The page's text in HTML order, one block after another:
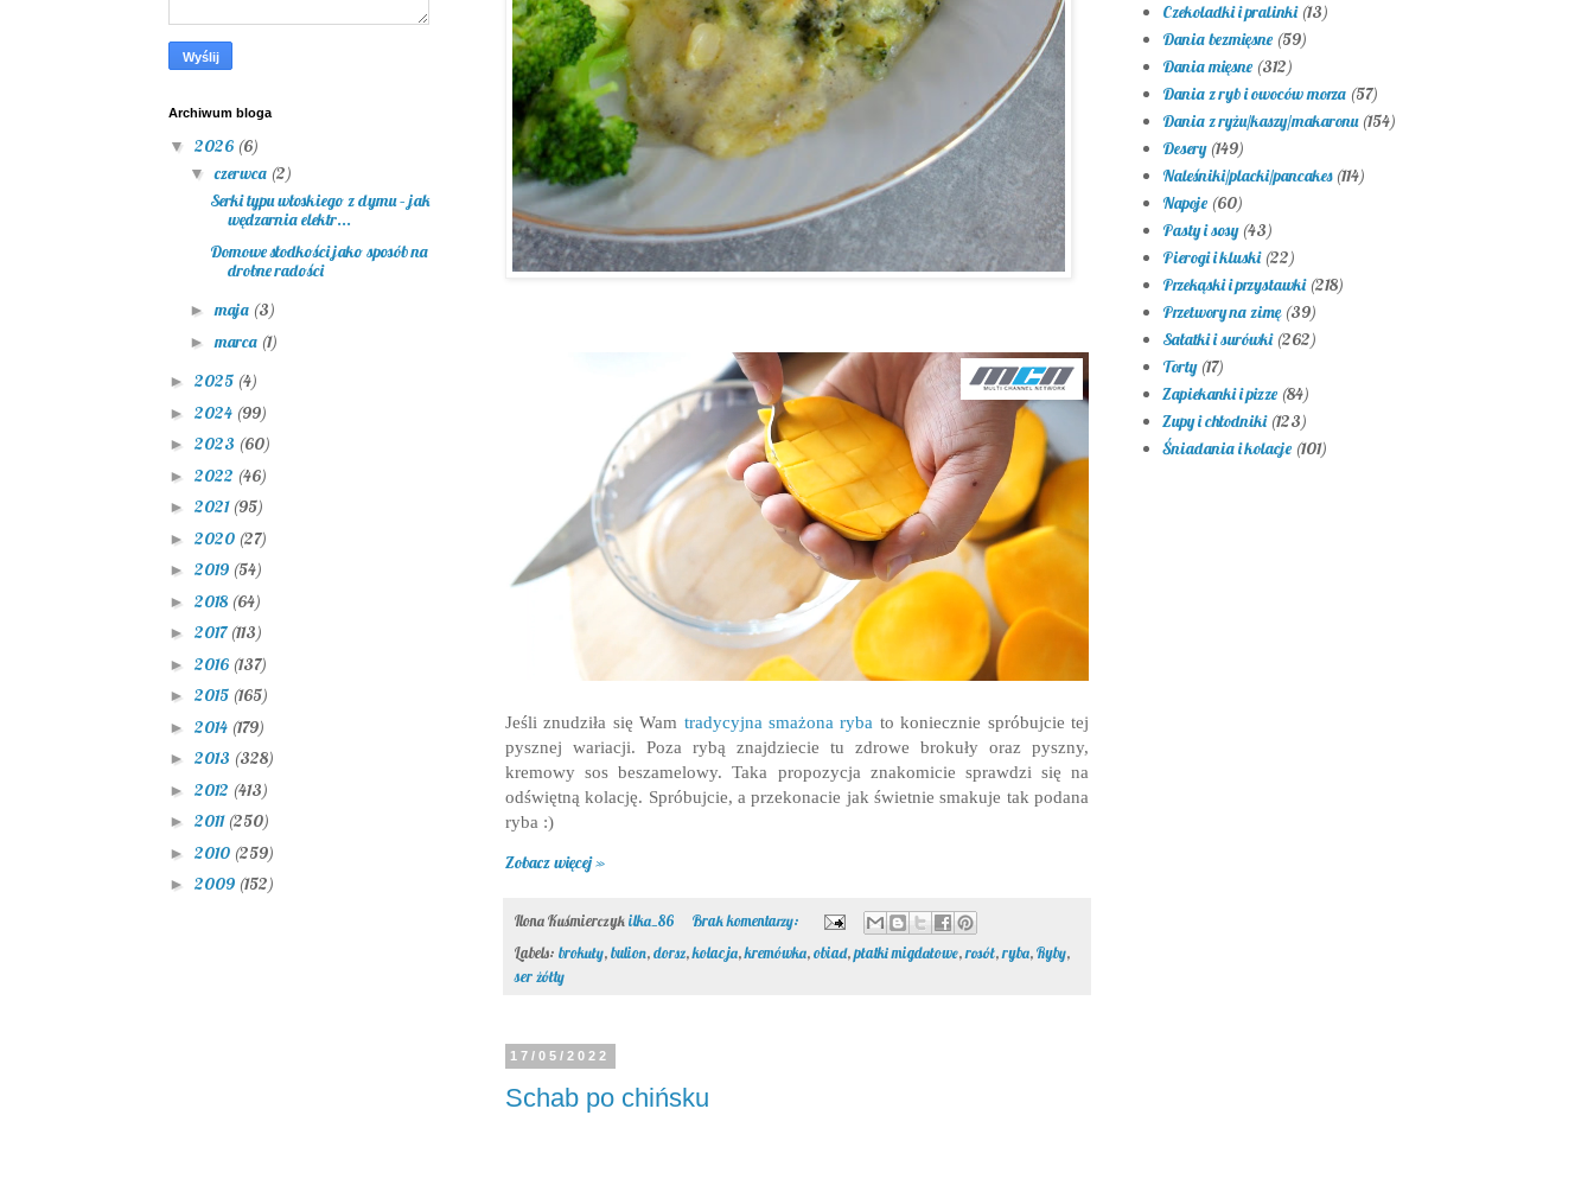
Jeśli znudziła się Wam tradycyjna smażona ryba to koniecznie spróbujcie tej
pysznej wariacji. Poza rybą znajdziecie tu zdrowe brokuły oraz pyszny,
kremowy sos beszamelowy. Taka propozycja znakomicie sprawdzi się na
odświętną kolację. Spróbujcie, a przekonacie jak świetnie smakuje tak podana
ryba :)
Zobacz więcej »
Ilona Kuśmierczykilka_86
Brak komentarzy:
Labels: brokuły,bulion,dorsz,kolacja,kremówka,obiad,płatki migdałowe,rosół,ryba,Ryby,
ser żółty
17/05/2022
Schab po chińsku
Archiwum bloga
▼ 2026 (6)
▼czerwca (2)
Serki typu włoskiego z dymu – jak
wędzarnia elektr...
Domowe słodkości jako sposób na
drobne radości
►maja (3)
► marca (1)
► 2025 (4)
► 2024 (99)
► 2023 (60)
► 2022 (46)
► 2021 (95)
► 2020 (27)
► 2019 (54)
► 2018 (64)
► 2017(113)
► 2016 (137)
► 2015 (165)
► 2014 (179)
► 2013 (328)
► 2012 (413)
► 2011 (250)
► 2010 (259)
► 2009 (152)
Czekoladki i pralinki (13)
Dania bezmięsne (59)
Dania mięsne (312)
Dania z ryb i owoców morza (57)
Dania z ryżu/kaszy/makaronu (154)
Desery (149)
Naleśniki/placki/pancakes (114)
Napoje (60)
Pasty i sosy (43)
Pierogi i kluski (22)
Przekąski i przystawki (218)
Przetwory na zimę (39)
Sałatki i surówki (262)
Torty (17)
Zapiekanki i pizze (84)
Zupy i chłodniki (123)
Śniadania i kolacje (101)